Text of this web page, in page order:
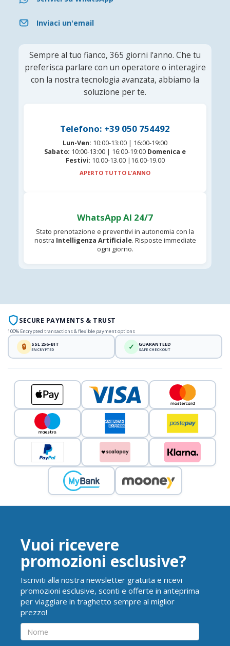
Inviaci un'email
Sempre al tuo fianco, 365 giorni l'anno. Che tu
preferisca parlare con un operatore o interagire
con la nostra tecnologia avanzata, abbiamo la
soluzione per te.
Telefono: +39 050 754492
Lun-Ven: 10:00-13:00 | 16:00-19:00
Sabato: 10:00-13:00 | 16:00-19:00 Domenica e
Festivi: 10.00-13.00 |16.00-19.00
APERTO TUTTO L'ANNO
WhatsApp AI 24/7
Stato prenotazione e preventivi in autonomia con la
nostra Intelligenza Artificiale. Risposte immediate
ogni giorno.
SECURE PAYMENTS & TRUST
100% Encrypted transactions & flexible payment options
🔒 SSL 256-BIT
ENCRYPTED ✓ GUARANTEED
SAFE CHECKOUT
Vuoi ricevere
promozioni esclusive?
Iscriviti alla nostra newsletter gratuita e ricevi
promozioni esclusive, sconti e offerte in anteprima
per viaggiare in traghetto sempre al miglior
prezzo!